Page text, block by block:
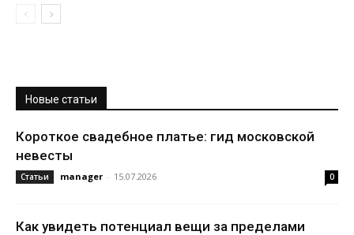
Новые статьи
Короткое свадебное платье: гид московской
невесты
Статьи manager - 15.07.2026 0
Как увидеть потенциал вещи за пределами